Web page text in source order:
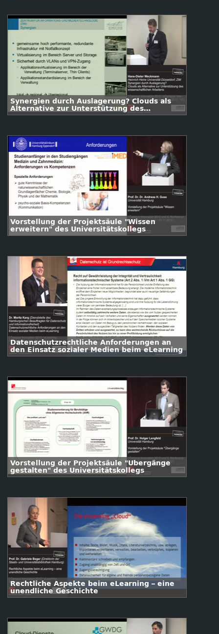
Synergien durch Auslagerung? Clouds als
Alternative zur Unterstützung des
wissenschaftlichen Arbeitens
Vorstellung der Projektsäule "Wissen
erweitern" des Universitätskollegs
Datenschutzrechtliche Anforderungen an
den Einsatz sozialer Medien beim eLearning
Vorstellung der Projektsäule "Übergänge
gestalten" des Universitätskollegs
Rechtliche Aspekte beim eLearning – eine
unendliche Geschichte